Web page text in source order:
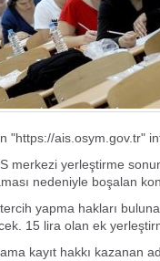
"https://ais.osym.gov.tr"
merkezi yerleştirme
nedeniyle boşalan
yapma hakları
15 lira olan ek
kayıt hakkı kazanan